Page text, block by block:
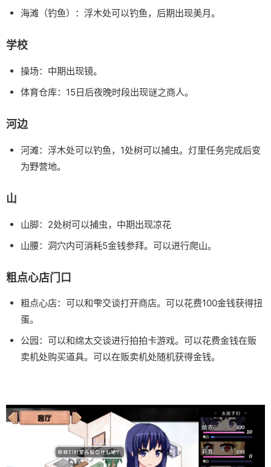
海滩（钓鱼）：浮木处可以钓鱼，后期出现美月。
学校
操场：中期出现镜。
体育仓库：15日后夜晚时段出现谜之商人。
河边
河滩：浮木处可以钓鱼，1处树可以捕虫。灯里任务完成后变
为野营地。
山
山脚：2处树可以捕虫，中期出现凉花
山腰：洞穴内可消耗5金钱参拜。可以进行爬山。
粗点心店门口
粗点心店：可以和雫交谈打开商店。可以花费100金钱获得扭
蛋。
公园：可以和绵太交谈进行拍拍卡游戏。可以花费金钱在贩
卖机处购买道具。可以在贩卖机处随机获得金钱。